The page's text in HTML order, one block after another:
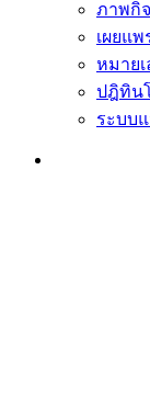
ภาพกิ
เผยแ
หมาย
ปฎิทิน
ระบบแ